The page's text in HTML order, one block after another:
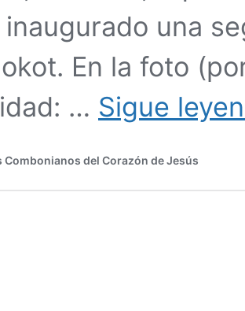
una
En la foto
… Sigue
Combonianos del Corazón de Jesús